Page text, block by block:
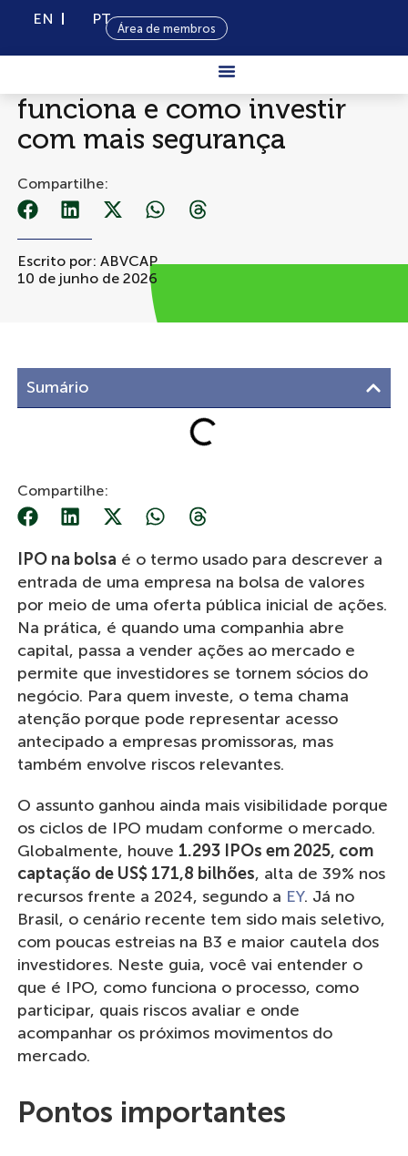
EN PT
Área de membros
Sobre Nós
Capital
Notícias
IPO na bolsa: o que é, como
funciona e como investir
com mais segurança
Compartilhe:
Escrito por: ABVCAP
10 de junho de 2026
Sumário
Compartilhe:
IPO na bolsa é o termo usado para descrever a
entrada de uma empresa na bolsa de valores
por meio de uma oferta pública inicial de ações.
Na prática, é quando uma companhia abre
capital, passa a vender ações ao mercado e
permite que investidores se tornem sócios do
negócio. Para quem investe, o tema chama
atenção porque pode representar acesso
antecipado a empresas promissoras, mas
também envolve riscos relevantes.
O assunto ganhou ainda mais visibilidade porque
os ciclos de IPO mudam conforme o mercado.
Globalmente, houve 1.293 IPOs em 2025, com
captação de US$ 171,8 bilhões, alta de 39% nos
recursos frente a 2024, segundo a EY. Já no
Brasil, o cenário recente tem sido mais seletivo,
com poucas estreias na B3 e maior cautela dos
investidores. Neste guia, você vai entender o
que é IPO, como funciona o processo, como
participar, quais riscos avaliar e onde
acompanhar os próximos movimentos do
mercado.
Pontos importantes